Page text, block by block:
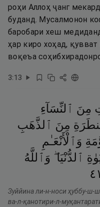
роҳи Аллоҳ ҷанг
буданд. Мусалмонон
баробари хеш
ҳар киро хоҳад,
воқеъа
3:13
مِنَ ٱلنِّسَآءِ
مِنَ ٱلذَّهَبِ
وَٱلْأَنْعَـٰمِ
ٱلدُّنْيَا ۖ وَٱللَّهُ
١٤
Зуййина ли-н-носи ҳуббу-ш-
ва-л-қанотири-л-